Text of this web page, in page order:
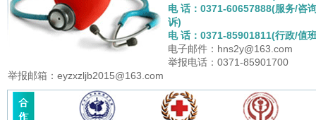
电 话：0371-60657888(服务/咨
诉)
电 话：0371-85901811(行政/值
电子邮件：hns2y@163.com
举报电话：0371-85901700
举报邮箱：eyzxzljb2015@163.com